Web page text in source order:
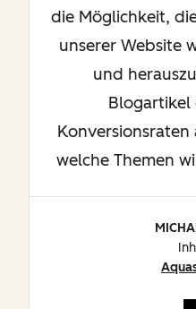
die Möglichkeit,
unserer Website
und
Blogartikel
welche Themen